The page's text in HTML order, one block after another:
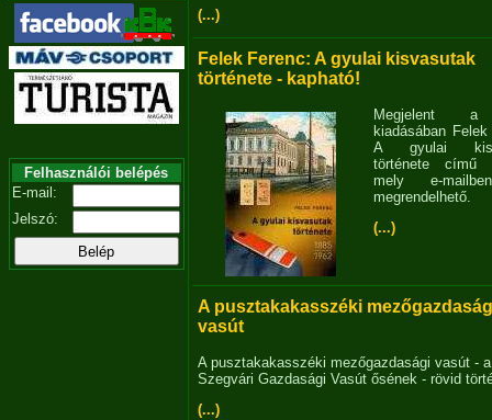
Felhasználói belépés
E-mail:
Jelszó:
(...)
Felek Ferenc: A gyulai kisvasutak
története - kapható!
Megjelent
kiadásában
A gyulai
története című
mely e-
megrendelhető.
(...)
A pusztakakasszéki
vasút
A pusztakakasszéki mezőgazdasági vasút - a
Szegvári Gazdasági Vasút ősének - rövid
(...)